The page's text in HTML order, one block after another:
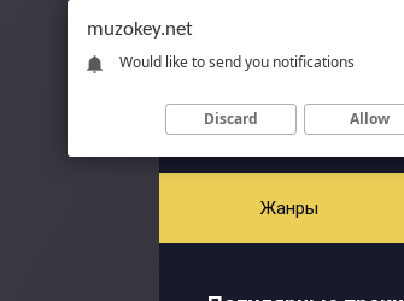
Жанры
muzokey.net
Would like to send you notifications
Discard Allow